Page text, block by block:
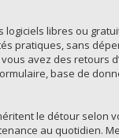
libres ou
pratiques, sans
avez des retours
base de
le détour selon
au quotidien.